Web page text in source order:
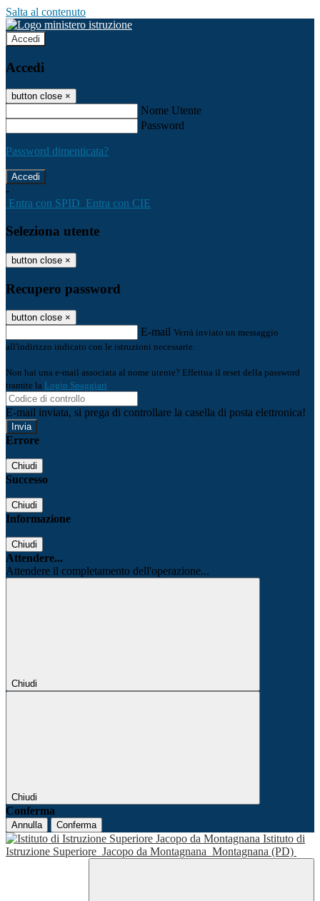
Salta al contenuto
Accedi
Accedi
button close ×
Nome Utente
Password
Password dimenticata?
-
Entra con SPID Entra con CIE
Seleziona utente
button close ×
Recupero password
button close ×
E-mail Verrà inviato un messaggio
all'indirizzo indicato con le istruzioni necessarie.
Non hai una e-mail associata al nome utente? Effettua il reset della password
tramite la Login Spaggiari
E-mail inviata, si prega di controllare la casella di posta elettronica!
Errore
Chiudi
Successo
Chiudi
Informazione
Chiudi
Attendere...
Attendere il completamento dell'operazione...
Chiudi
Chiudi
Conferma
Annulla Conferma
Istituto di
Istruzione Superiore Jacopo da Montagnana Montagnana (PD)